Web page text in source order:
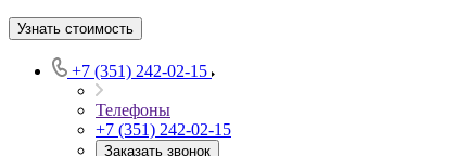
Узнать стоимость
+7 (351) 242-02-15
Телефоны
+7 (351) 242-02-15
Заказать звонок